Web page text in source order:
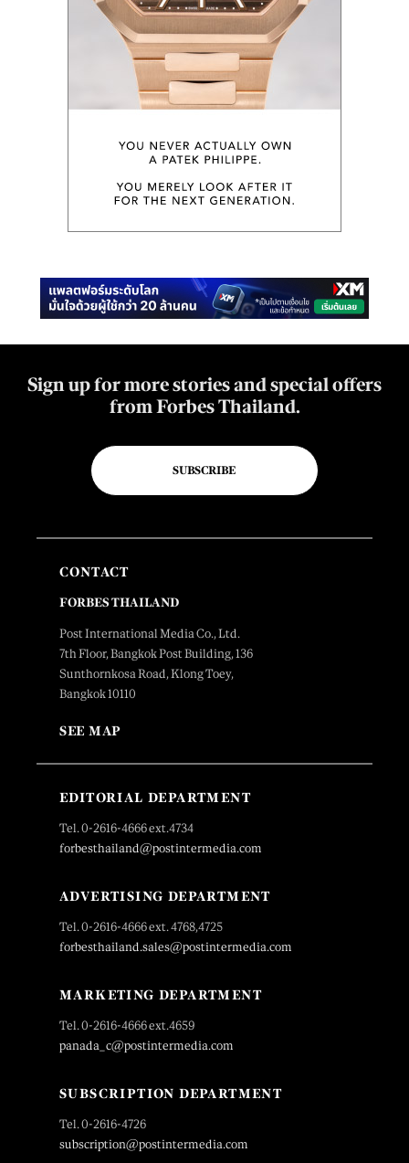
Sign up for more stories and special offers
from Forbes Thailand.
SUBSCRIBE
CONTACT
FORBES THAILAND
Post International Media Co., Ltd.
7th Floor, Bangkok Post Building, 136
Sunthornkosa Road, Klong Toey,
Bangkok 10110
SEE MAP
EDITORIAL DEPARTMENT
Tel. 0-2616-4666 ext.4734
forbesthailand@postintermedia.com
ADVERTISING DEPARTMENT
Tel. 0-2616-4666 ext. 4768,4725
forbesthailand.sales@postintermedia.com
MARKETING DEPARTMENT
Tel. 0-2616-4666 ext.4659
panada_c@postintermedia.com
SUBSCRIPTION DEPARTMENT
Tel. 0-2616-4726
subscription@postintermedia.com